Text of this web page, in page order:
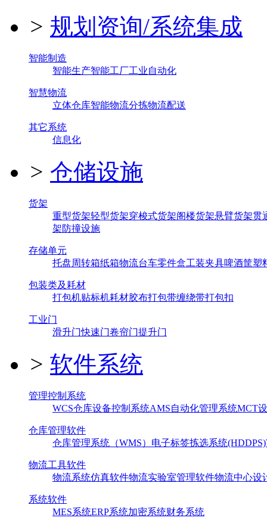
> 规划资询/系统集成
智能制造
智能生产智能工厂工业自动化
智慧物流
立体仓库智能物流分拣物流配送
其它系统
信息化
> 仓储设施
货架
重型货架轻型货架穿梭式货架阁楼货架悬臂货架贯
架防撞设施
存储单元
托盘周转箱纸箱物流台车零件盒工装夹具啤酒筐塑
包装类及耗材
打包机贴标机耗材胶布打包带缠绕带打包扣
工业门
滑升门快速门卷帘门提升门
> 软件系统
管理控制系统
WCS仓库设备控制系统AMS自动化管理系统MCT
仓库管理软件
仓库管理系统（WMS） 电子标签拣选系统(HDDPS)
物流工具软件
物流系统仿真软件物流实验室管理软件物流中心设
系统软件
MES系统ERP系统加密系统财务系统